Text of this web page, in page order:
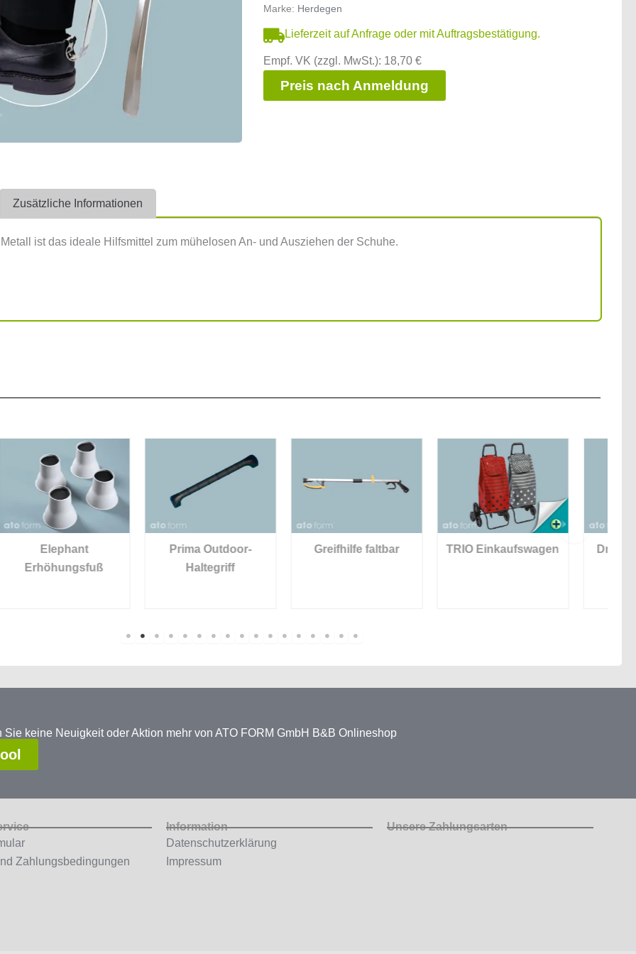
Marke: Herdegen
Lieferzeit auf Anfrage oder mit Auftragsbestätigung.
Empf. VK (zzgl. MwSt.): 18,70 €
Preis nach Anmeldung
Zusätzliche Informationen
ist das ideale Hilfsmittel zum mühelosen An- und Ausziehen der Schuhe.
Prima Outdoor-
Haltegriff
Greifhilfe faltbar TRIO Einkaufswagen Drehsitzkissen Soft
keine Neuigkeit oder Aktion mehr von ATO FORM GmbH B&B Onlineshop
Zahlungsbedingungen
Information
Datenschutzerklärung
Impressum
Unsere Zahlungsarten